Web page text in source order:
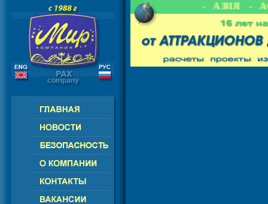
- СНГ - ЕВРОПА - АМЕРИКА - АЗИЯ -